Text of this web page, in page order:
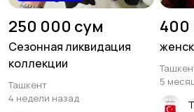
Другое6
250 000 сум
Сезонная ликвидация
коллекции
Ташкент
4 недели назад
400
5